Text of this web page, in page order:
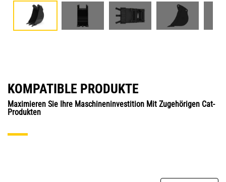
KOMPATIBLE PRODUKTE
Maximieren Sie Ihre Maschineninvestition Mit Zugehörigen Cat-
Produkten